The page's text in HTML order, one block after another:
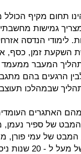
תחום מקיף הכולל
גמישות
לימודי הנדסה
השקעת זמן, כסף,
המעבר
הרגעים בהם
שבמהלכו
האתגרים העומדים
המבט של ספיר
המבט של עמי
ניסיון בתחום.